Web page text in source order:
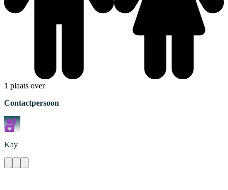
1 plaats over
Contactpersoon
Kay